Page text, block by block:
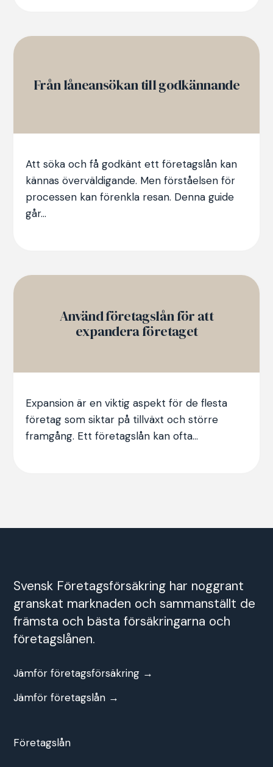
Från låneansökan till godkännande
Att söka och få godkänt ett företagslån kan
kännas överväldigande. Men förståelsen för
processen kan förenkla resan. Denna guide
går...
Använd företagslån för att
expandera företaget
Expansion är en viktig aspekt för de flesta
företag som siktar på tillväxt och större
framgång. Ett företagslån kan ofta...
Svensk Företagsförsäkring har noggrant
granskat marknaden och sammanställt de
främsta och bästa försäkringarna och
företagslånen.
Jämför företagsförsäkring →
Jämför företagslån →
Företagslån